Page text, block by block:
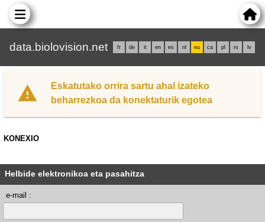
data.biolovision.net fr de it en es nl eu ca pl rs lv
Eskatutako orrira sartu ahal izateko
beharrezkoa da konektaturik egotea
KONEXIO
Helbide elektronikoa eta pasahitza
e-mail :